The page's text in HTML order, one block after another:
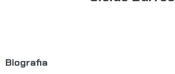
Biografia